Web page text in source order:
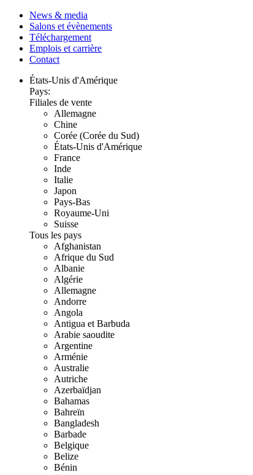
News & media
Salons et évènements
Téléchargement
Emplois et carrière
Contact
États-Unis d'Amérique
Pays:
Filiales de vente
Allemagne
Chine
Corée (Corée du Sud)
États-Unis d'Amérique
France
Inde
Italie
Japon
Pays-Bas
Royaume-Uni
Suisse
Tous les pays
Afghanistan
Afrique du Sud
Albanie
Algérie
Allemagne
Andorre
Angola
Antigua et Barbuda
Arabie saoudite
Argentine
Arménie
Australie
Autriche
Azerbaïdjan
Bahamas
Bahreïn
Bangladesh
Barbade
Belgique
Belize
Bénin